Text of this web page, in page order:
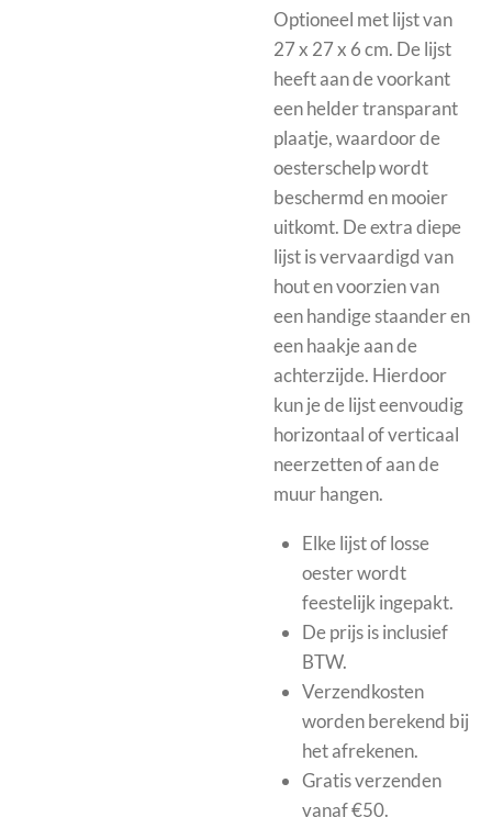
Optioneel metlijst van
27 x 27 x 6 cm. De lijst
heeft aan de voorkant
een helder transparant
plaatje, waardoor de
oesterschelp wordt
beschermd en mooier
uitkomt. De extra diepe
lijst is vervaardigd van
hout en voorzien van
een handige staander en
een haakje aan de
achterzijde. Hierdoor
kun je de lijst eenvoudig
horizontaal of verticaal
neerzetten of aan de
muur hangen.
Elke lijst of losse
oester wordt
feestelijk ingepakt.
De prijs is inclusief
BTW.
Verzendkosten
worden berekend bij
het afrekenen.
Gratis verzenden
vanaf €50.